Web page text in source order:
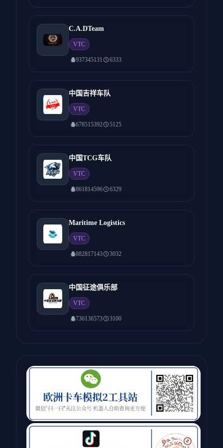
C.A.DTeam
VTC
937345131 6333
中国吉祥车队
VTC
678515392 5125
中国TCG车队
VTC
861814596 6329
Maritime Logistics
VTC
882817143 3032
中国征途俱乐部
VTC
736136573 3100